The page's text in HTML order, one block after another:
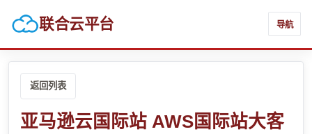
联合云平台 导航
返回列表
亚马逊云国际站 AWS国际站大客